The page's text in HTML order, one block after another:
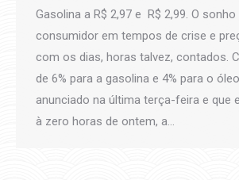
Gasolina a R$ 2,97 e R$ 2,99. O
consumidor em tempos de crise e
com os dias, horas talvez, contados.
de 6% para a gasolina e 4% para o
anunciado na última terça-feira e que
à zero horas de ontem, a…